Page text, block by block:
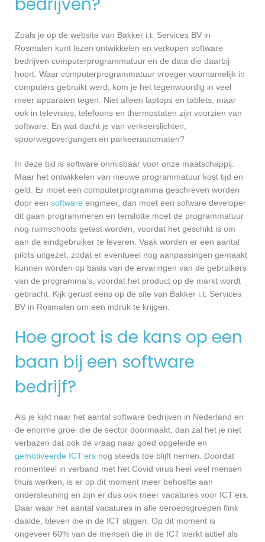
bedrijven?
Zoals je op de website van Bakker i.t. Services BV in
Rosmalen kunt lezen ontwikkelen en verkopen software
bedrijven computerprogrammatuur en de data die daarbij
hoort. Waar computerprogrammatuur vroeger voornamelijk in
computers gebruikt werd, kom je het tegenwoordig in veel
meer apparaten tegen. Niet alleen laptops en tablets, maar
ook in televisies, telefoons en thermostaten zijn voorzien van
software. En wat dacht je van verkeerslichten,
spoorwegovergangen en parkeerautomaten?
In deze tijd is software onmisbaar voor onze maatschappij.
Maar het ontwikkelen van nieuwe programmatuur kost tijd en
geld. Er moet een computerprogramma geschreven worden
door een software engineer, dan moet een sofware developer
dit gaan programmeren en tenslotte moet de programmatuur
nog ruimschoots getest worden, voordat het geschikt is om
aan de eindgebruiker te leveren. Vaak worden er een aantal
pilots uitgezet, zodat er eventueel nog aanpassingen gemaakt
kunnen worden op basis van de ervaringen van de gebruikers
van de programma’s, voordat het product op de markt wordt
gebracht. Kijk gerust eens op de site van Bakker i.t. Services
BV in Rosmalen om een indruk te krijgen.
Hoe groot is de kans op een
baan bij een software
bedrijf?
Als je kijkt naar het aantal software bedrijven in Nederland en
de enorme groei die de sector doormaakt, dan zal het je niet
verbazen dat ook de vraag naar goed opgeleide en
gemotiveerde ICT’ers nog steeds toe blijft nemen. Doordat
momenteel in verband met het Covid virus heel veel mensen
thuis werken, is er op dit moment meer behoefte aan
ondersteuning en zijn er dus ook meer vacatures voor ICT’ers.
Daar waar het aantal vacatures in alle beroepsgroepen flink
daalde, bleven die in de ICT stijgen. Op dit moment is
ongeveer 60% van de mensen die in de ICT werkt actief als